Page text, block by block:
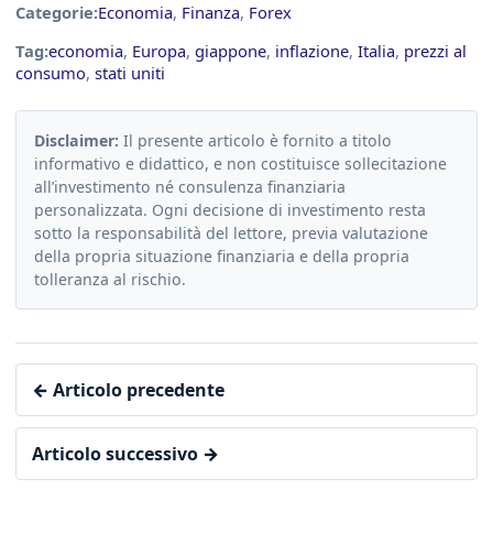
Categorie:Economia, Finanza, Forex
Tag:economia, Europa, giappone, inflazione, Italia, prezzi al
consumo, stati uniti
Disclaimer: Il presente articolo è fornito a titolo
informativo e didattico, e non costituisce sollecitazione
all’investimento né consulenza finanziaria
personalizzata. Ogni decisione di investimento resta
sotto la responsabilità del lettore, previa valutazione
della propria situazione finanziaria e della propria
tolleranza al rischio.
← Articolo precedente
Articolo successivo →